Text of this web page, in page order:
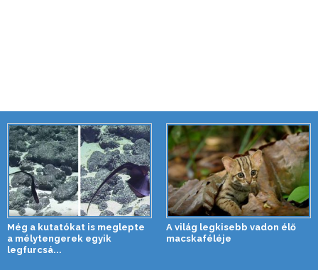
Még a kutatókat is meglepte
a mélytengerek egyik
legfurcsá...
A világ legkisebb vadon élő
macskaféléje